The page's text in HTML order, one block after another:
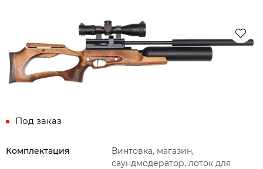
Под заказ
Комплектация
Винтовка, магазин,
саундмодератор, лоток для